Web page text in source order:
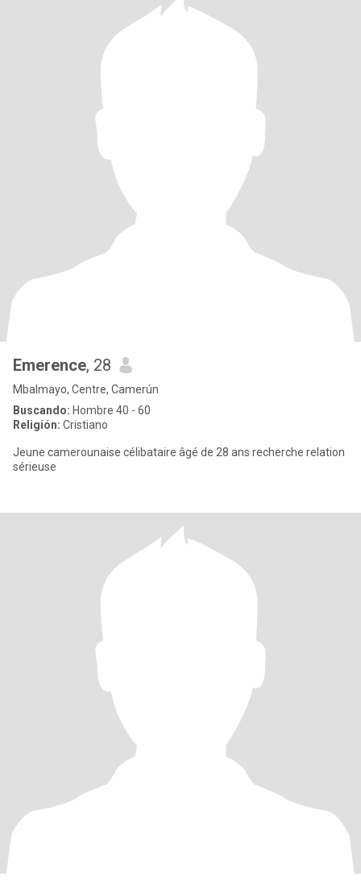
Emerence, 28
Mbalmayo, Centre, Camerún
Buscando: Hombre 40 - 60
Religión: Cristiano
Jeune camerounaise célibataire âgé de 28 ans recherche relation
sérieuse